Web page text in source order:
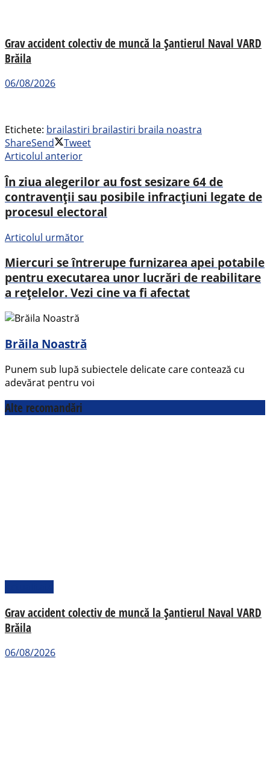
Grav accident colectiv de muncă la Șantierul Naval VARD
Brăila
06/08/2026
Etichete: brailastiri brailastiri braila noastra
ShareSend
Tweet
Articolul anterior
În ziua alegerilor au fost sesizare 64 de
contravenții sau posibile infracțiuni legate de
procesul electoral
Articolul următor
Miercuri se întrerupe furnizarea apei potabile
pentru executarea unor lucrări de reabilitare
a rețelelor. Vezi cine va fi afectat
Brăila Noastră
Punem sub lupă subiectele delicate care contează cu
adevărat pentru voi
Alte recomandări
Grav accident colectiv de muncă la Șantierul Naval VARD
Brăila
06/08/2026